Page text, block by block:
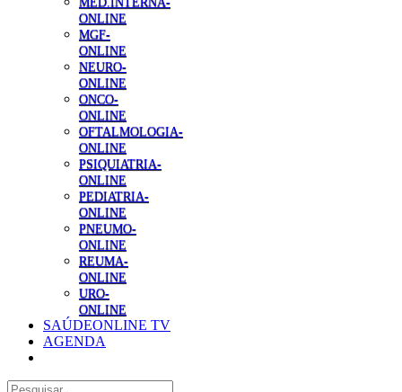
ONLINE
MGF-
ONLINE
NEURO-
ONLINE
ONCO-
ONLINE
OFTALMOLOGIA-
ONLINE
PSIQUIATRIA-
ONLINE
PEDIATRIA-
ONLINE
PNEUMO-
ONLINE
REUMA-
ONLINE
URO-
ONLINE
SAÚDEONLINE TV
AGENDA
Pesquisar